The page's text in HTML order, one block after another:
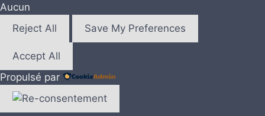
Aucun
Reject All
Save My Preferences
Accept All
Propulsé par